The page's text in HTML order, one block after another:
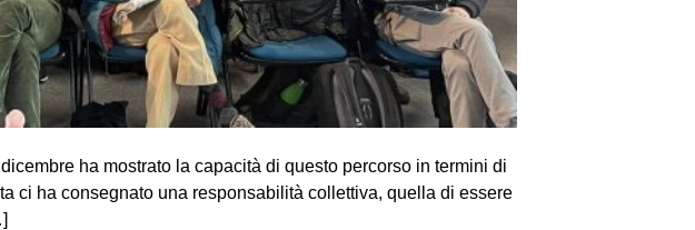
ha mostrato la capacità di questo percorso in termini di
ci ha consegnato una responsabilità collettiva, quella di essere